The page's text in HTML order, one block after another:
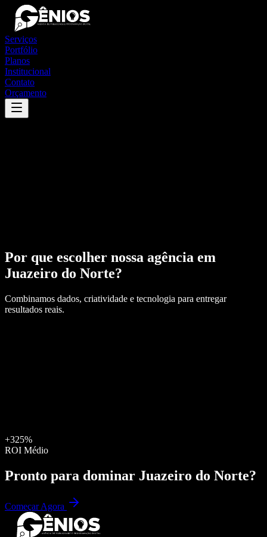
Serviços
Portfólio
Planos
Institucional
Contato
Orçamento
Por que escolher nossa agência em
Juazeiro do Norte?
Combinamos dados, criatividade e tecnologia para entregar
resultados reais.
+325%
ROI Médio
Pronto para dominar Juazeiro do Norte?
Começar Agora